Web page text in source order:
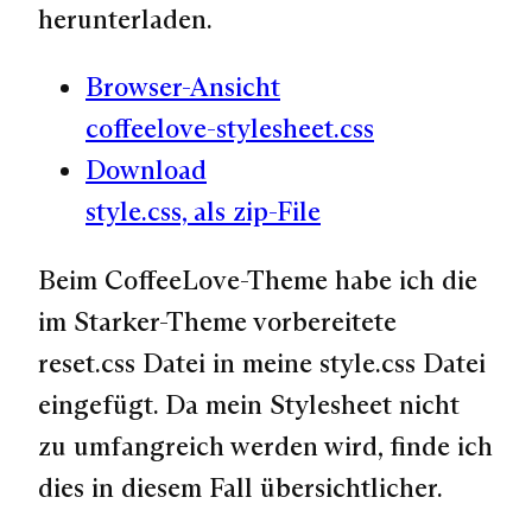
herunterladen.
Browser-Ansicht
coffeelove-stylesheet.css
Download
style.css, als zip-File
Beim CoffeeLove-Theme habe ich die
im Starker-Theme vorbereitete
reset.css Datei in meine style.css Datei
eingefügt. Da mein Stylesheet nicht
zu umfangreich werden wird, finde ich
dies in diesem Fall übersichtlicher.